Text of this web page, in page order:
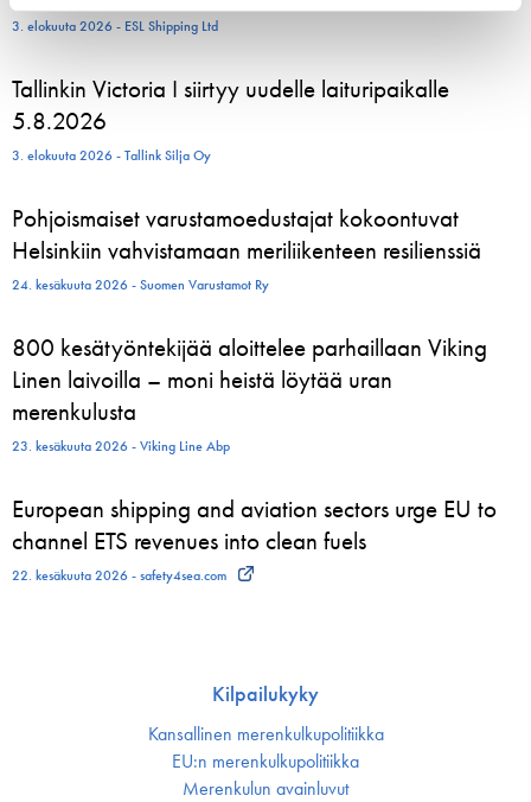
3. elokuuta 2026 - ESL Shipping Ltd
Tallinkin Victoria I siirtyy uudelle laituripaikalle
5.8.2026
3. elokuuta 2026 - Tallink Silja Oy
Pohjoismaiset varustamoedustajat kokoontuvat
Helsinkiin vahvistamaan meriliikenteen resilienssiä
24. kesäkuuta 2026 - Suomen Varustamot Ry
800 kesätyöntekijää aloittelee parhaillaan Viking
Linen laivoilla – moni heistä löytää uran
merenkulusta
23. kesäkuuta 2026 - Viking Line Abp
European shipping and aviation sectors urge EU to
channel ETS revenues into clean fuels
22. kesäkuuta 2026 - safety4sea.com
Kilpailukyky
Kansallinen merenkulku­politiikka
EU:n merenkulku­politiikka
Merenkulun avainluvut